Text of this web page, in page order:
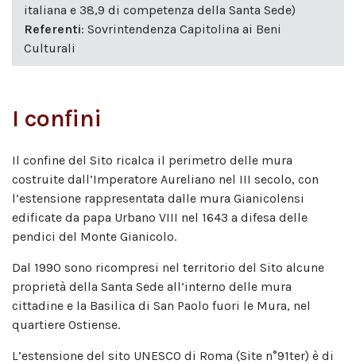
italiana e 38,9 di competenza della Santa Sede)
Referenti: Sovrintendenza Capitolina ai Beni
Culturali
I confini
Il confine del Sito ricalca il perimetro delle mura
costruite dall’Imperatore Aureliano nel III secolo, con
l’estensione rappresentata dalle mura Gianicolensi
edificate da papa Urbano VIII nel 1643 a difesa delle
pendici del Monte Gianicolo.
Dal 1990 sono ricompresi nel territorio del Sito alcune
proprietà della Santa Sede all’interno delle mura
cittadine e la Basilica di San Paolo fuori le Mura, nel
quartiere Ostiense.
L’estensione del sito UNESCO di Roma (Site n°91ter) è di